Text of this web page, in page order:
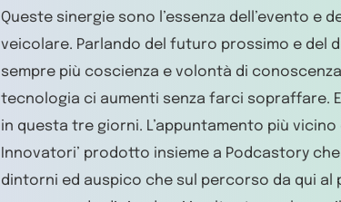
Queste sinergie sono l’essenza dell’evento e
veicolare. Parlando del futuro prossimo e del
sempre più coscienza e volontà di
tecnologia ci aumenti senza farci sopraffare.
in questa tre giorni. L’appuntamento più
Innovatori’ prodotto insieme a Podcastory
dintorni ed auspico che sul percorso da qui al